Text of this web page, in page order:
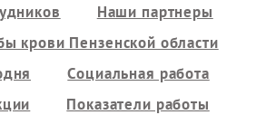
Наши партнеры
крови Пензенской области
Социальная работа
Показатели работы